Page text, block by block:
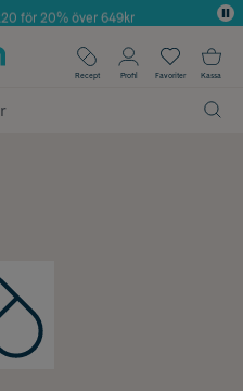
inom Skönhet
för 20% över 649kr
alla köp*
Recept Profil Favoriter Kassa